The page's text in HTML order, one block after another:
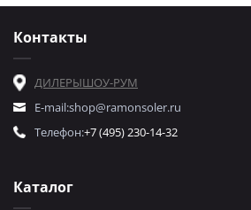
Каталог
Контакты
ДИЛЕРЫШОУ-РУМ
E-mail:shop@ramonsoler.ru
Телефон:+7 (495) 230-14-32